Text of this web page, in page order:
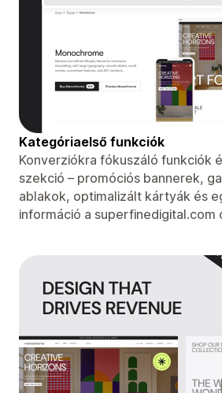
Kategóriaelső funkciók
Konverziókra fókuszáló funkciók
szekció – promóciós bannerek,
ablakok, optimalizált kártyák és
információ a superfinedigital.com